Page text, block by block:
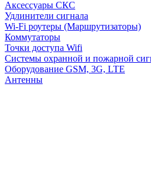
Аксессуары СКС
Удлинители сигнала
Wi-Fi роутеры (Маршрутизаторы)
Коммутаторы
Точки доступа Wifi
Системы охранной и пожарной
Оборудование GSM, 3G, LTE
Антенны